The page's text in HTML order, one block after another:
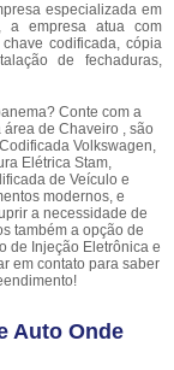
especializada em
a empresa atua com
codificada, cópia
de fechaduras,
Conte com a
de Chaveiro , são
Volkswagen,
Elétrica Stam,
de Veículo e
modernos, e
a necessidade de
também a opção de
de Injeção Eletrônica e
em contato para saber
Auto Onde